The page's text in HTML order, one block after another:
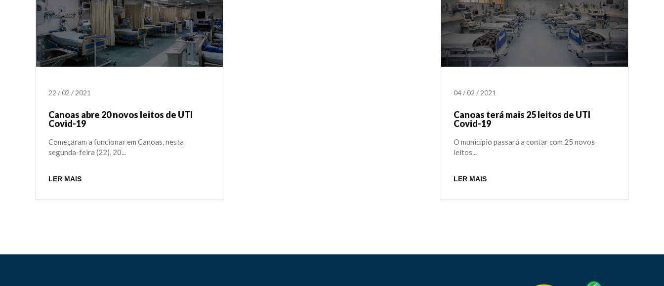
22 /02 /2021
Canoas abre 20 novos leitos de UTI
Covid-19
Começaram a funcionar em Canoas, nesta
segunda-feira (22), 20...
LER MAIS
04/02 /2021
Canoas terá mais 25 leitos de UTI
Covid-19
O município passará a contar com 25 novos
leitos...
LER MAIS